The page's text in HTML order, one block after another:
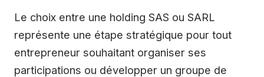
Le choix entre une holding SAS ou SARL
représente une étape stratégique pour tout
entrepreneur souhaitant organiser ses
participations ou développer un groupe de